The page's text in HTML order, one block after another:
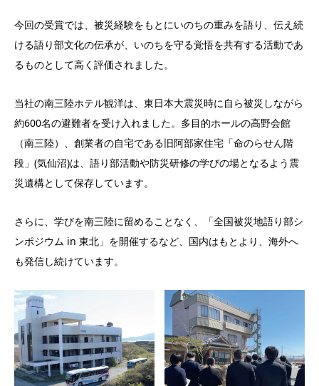
今回の受賞では、被災経験をもとにいのちの重みを語り、伝え続
ける語り部文化の伝承が、いのちを守る覚悟を共有する活動であ
るものとして高く評価されました。
当社の南三陸ホテル観洋は、東日本大震災時に自ら被災しながら
約600名の避難者を受け入れました。多目的ホールの高野会館
（南三陸）、創業者の自宅である旧阿部家住宅「命のらせん階
段」(気仙沼)は、語り部活動や防災研修の学びの場となるよう震
災遺構として保存しています。
さらに、学びを南三陸に留めることなく、「全国被災地語り部シ
ンポジウム in 東北」を開催するなど、国内はもとより、海外へ
も発信し続けています。